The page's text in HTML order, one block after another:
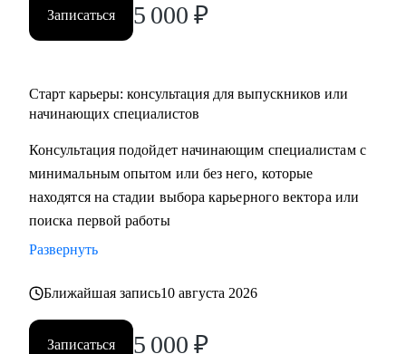
Записаться 5 000 ₽
Старт карьеры: консультация для выпускников или
начинающих специалистов
Консультация подойдет начинающим специалистам с
минимальным опытом или без него, которые
находятся на стадии выбора карьерного вектора или
поиска первой работы
Развернуть
Ближайшая запись10 августа 2026
Записаться 5 000 ₽